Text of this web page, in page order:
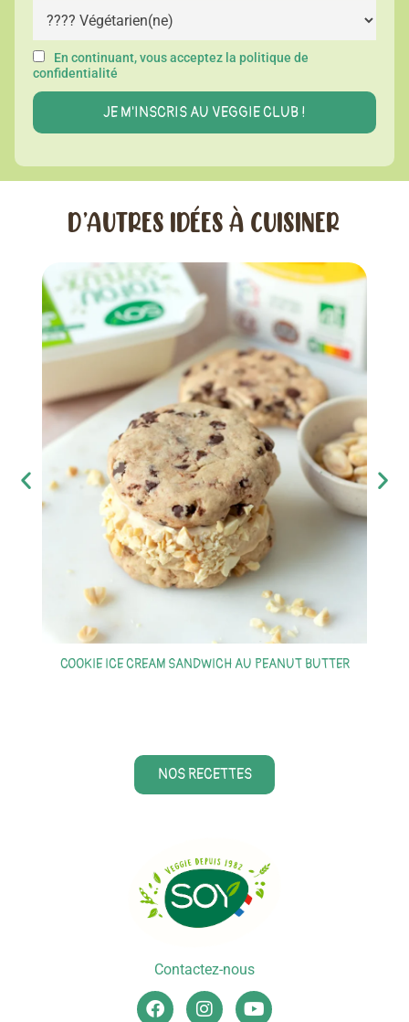
En continuant, vous acceptez la politique de
confidentialité
D’AUTRES IDÉES À CUISINER
COOKIE ICE CREAM SANDWICH AU PEANUT BUTTER
NOS RECETTES
Contactez-nous